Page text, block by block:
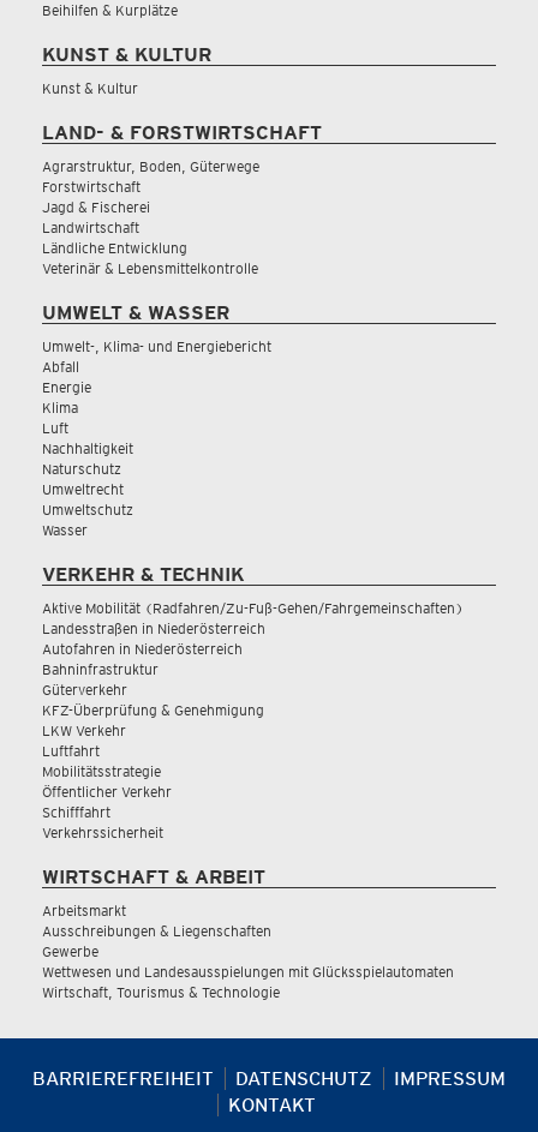
Beihilfen & Kurplätze
KUNST & KULTUR
Kunst & Kultur
LAND- & FORSTWIRTSCHAFT
Agrarstruktur, Boden, Güterwege
Forstwirtschaft
Jagd & Fischerei
Landwirtschaft
Ländliche Entwicklung
Veterinär & Lebensmittelkontrolle
UMWELT & WASSER
Umwelt-, Klima- und Energiebericht
Abfall
Energie
Klima
Luft
Nachhaltigkeit
Naturschutz
Umweltrecht
Umweltschutz
Wasser
VERKEHR & TECHNIK
Aktive Mobilität (Radfahren/Zu-Fuß-Gehen/Fahrgemeinschaften)
Landesstraßen in Niederösterreich
Autofahren in Niederösterreich
Bahninfrastruktur
Güterverkehr
KFZ-Überprüfung & Genehmigung
LKW Verkehr
Luftfahrt
Mobilitätsstrategie
Öffentlicher Verkehr
Schifffahrt
Verkehrssicherheit
WIRTSCHAFT & ARBEIT
Arbeitsmarkt
Ausschreibungen & Liegenschaften
Gewerbe
Wettwesen und Landesausspielungen mit Glücksspielautomaten
Wirtschaft, Tourismus & Technologie
BARRIEREFREIHEIT DATENSCHUTZ
IMPRESSUM
KONTAKT